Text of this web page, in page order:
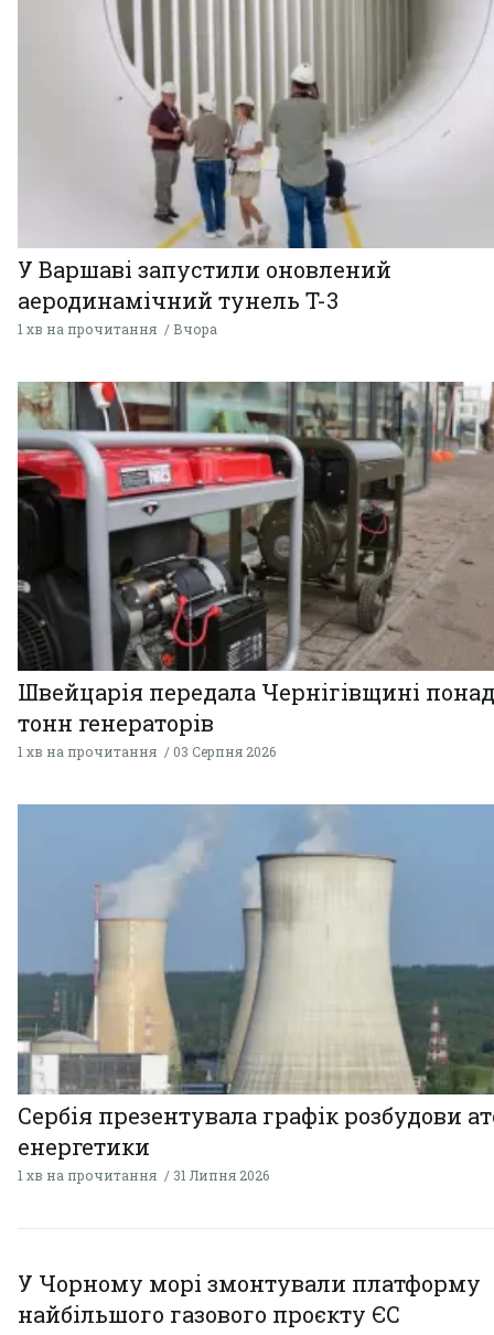
У Варшаві запустили оновлений
аеродинамічний тунель T-3
1 хв на прочитання Вчора
Швейцарія передала Чернігівщині
тонн генераторів
1 хв на прочитання 03 Серпня 2026
Сербія презентувала графік розбудови
енергетики
1 хв на прочитання 31 Липня 2026
У Чорному морі змонтували платформу
найбільшого газового проєкту ЄС